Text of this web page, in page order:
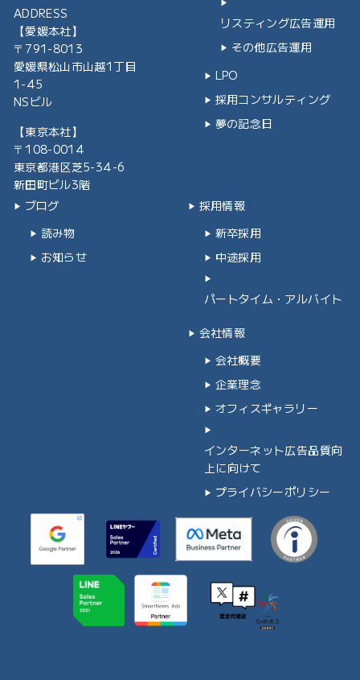
ADDRESS
【愛媛本社】
〒791-8013
愛媛県松山市山越1丁目
1-45
NSビル
【東京本社】
〒108-0014
東京都港区芝5-34-6
新田町ビル3階
リスティング広告運用
その他広告運用
LPO
採用コンサルティング
夢の記念日
ブログ
読み物
お知らせ
採用情報
新卒採用
中途採用
パートタイム・アルバイト
会社情報
会社概要
企業理念
オフィスギャラリー
インターネット広告品質向
上に向けて
プライバシーポリシー